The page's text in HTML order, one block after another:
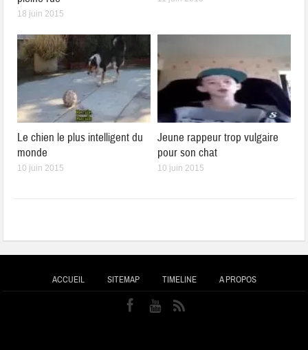
18 juin 2015
Le chien le plus intelligent du
monde
10 juin 2015
Jeune rappeur trop vulgaire
pour son chat
10 juin 2015
ACCUEIL SITEMAP TIMELINE A PROPOS